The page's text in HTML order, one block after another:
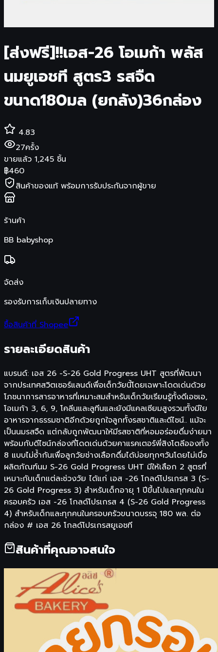
[ส่งฟรี]!!เอส-26 โอเมก้า พลัส
นมยูเอชที สูตร3 รสจืด
ขนาด180มล (ยกลัง)36กล่อง
4.83
27ครั้ง
ขายแล้ว 1,245 ชิ้น
฿460
สินค้าของแท้ พร้อมการรับประกันจากผู้ขาย
ร้านค้า
BB babyshop
จัดส่ง
รองรับการเก็บเงินปลายทาง
ซื้อสินค้าที่ Shopee
รายละเอียดสินค้า
แบรนด์: เอส 26 -S-26 Gold Progress UHT สูตรที่พัฒนา
จากประเทศสวิตเซอร์แลนด์เพื่อเด็กวัยนี้โดยเฉพาะโดดเด่นด้วย
โภชนาการสารอาหารที่เหมาะสมสำหรับเด็กวัยเรียนรู้ทั้งดีเอชเอ,
โอเมก้า 3, 6, 9, โคลีนและลูทีนและยังมีแคลเซียมสูงรวมทั้งมีใย
อาหารจากธรรมชาติอีกด้วยถูกใจลูกทั้งรสชาติและดีไซน์.. แม้จะ
เป็นนมรสจืด แต่กลับถูกพัฒนาให้มีรสชาติที่หอมอร่อยดื่มง่ายมา
พร้อมกับดีไซน์กล่องที่โดดเด่นด้วยคาแรคเตอร์พี่สิงโตลีอองทั้ง
8 แบบไม่ซ้ำกันเพื่อลูกวัยช่างเลือกดื่มได้บ่อยทุกๆวันโดยไม่เบื่อ
ผลิตภัณฑ์นม S-26 Gold Progress UHT มีให้เลือก 2 สูตรที่
เหมาะกับเด็กแต่ละช่วงวัย ได้แก่ เอส -26 โกลด์โปรเกรส 3 (S-
26 Gold Progress 3) สำหรับเด็กอายุ 1 ปีขึ้นไปและทุกคนใน
ครอบครัว เอส -26 โกลด์โปรเกรส 4 (S-26 Gold Progress
4) สำหรับเด็กและทุกคนในครอบครัวขนาดบรรจุ 180 พล. ต่อ
กล่อง # เอส 26 โกลด์โปรเกรสยูเอชที
สินค้าที่คุณอาจสนใจ